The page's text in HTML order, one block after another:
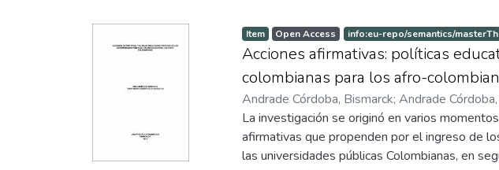
Item Open Access info:eu-repo/semantics/
Acciones afirmativas: políticas
colombianas para los afro-
Andrade Córdoba, Bismarck; Andrade
La investigación se originó en varios
afirmativas que propenden por el ingreso de
las universidades públicas Colombianas, en